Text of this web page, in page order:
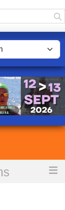
2021